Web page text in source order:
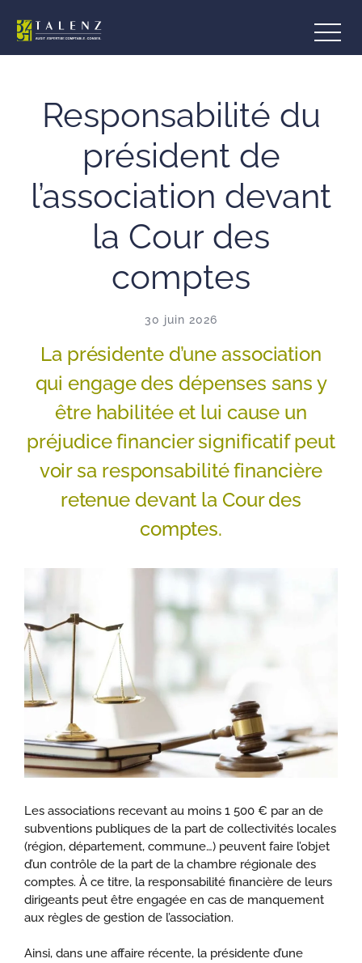
contenu
Responsabilité du
président de
l’association devant
la Cour des
comptes
30 juin 2026
La présidente d’une association
qui engage des dépenses sans y
être habilitée et lui cause un
préjudice financier significatif peut
voir sa responsabilité financière
retenue devant la Cour des
comptes.
Les associations recevant au moins 1 500 € par an de
subventions publiques de la part de collectivités locales
(région, département, commune…) peuvent faire l’objet
d’un contrôle de la part de la chambre régionale des
comptes. À ce titre, la responsabilité financière de leurs
dirigeants peut être engagée en cas de manquement
aux règles de gestion de l’association.
Ainsi, dans une affaire récente, la présidente d’une